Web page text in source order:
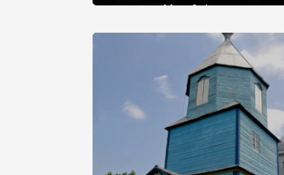
человек. Михайлівська церква